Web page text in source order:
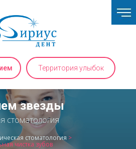
Территория улыбок
звезды
стоматология
стоматология >
чистка зубов